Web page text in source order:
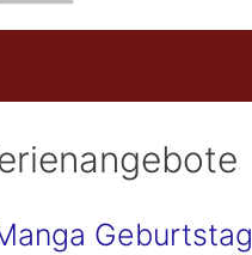
Geburtstag